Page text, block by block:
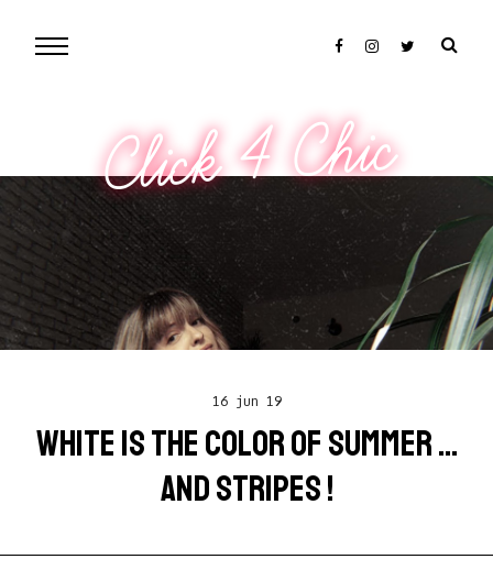
Click 4 Chic
16 jun 19
WHITE IS THE COLOR OF SUMMER ...
AND STRIPES !